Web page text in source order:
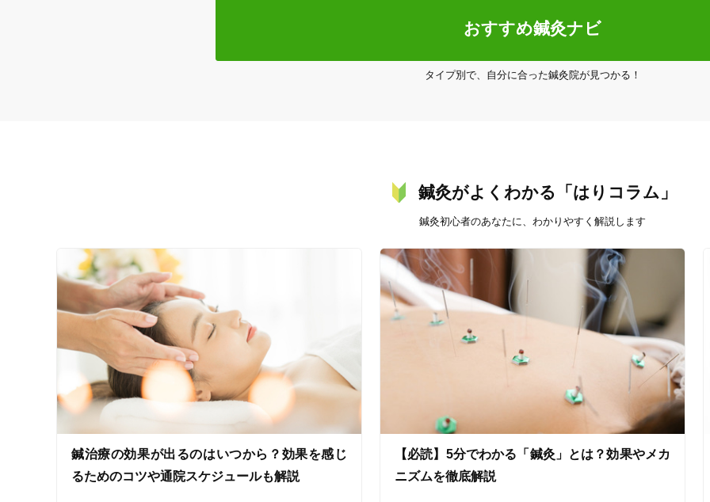
駅近 往療あり
バリアフリー 個室完備
女性向けの特徴
女性スタッフ在籍 女性限定
接客・サービスの特徴
コロナ対応 オンラインサポートあり 丁寧な説明
チャットでの事前相談 カルテ共有 経験豊富なスタッフ在籍
もちろん男性の方にも美容鍼灸はオススメです。
「メンズ美容鍼」
男性は女性と違いお化粧をしない分、
第一印象が素肌とメリハリのある表情で決まるといっても過言ではありません。
素肌がキレイだと清潔感も増すので、
人前に立つお仕事の方や、営業の方には大人気です。
「健康にはりを見た」
おすすめ鍼灸ナビ
タイプ別で、自分に合った鍼灸院が見つかる！
鍼灸がよくわかる「はりコラム」
鍼灸初心者のあなたに、わかりやすく解説します
鍼治療の効果が出るのはいつから？効果を感じ
るためのコツや通院スケジュールも解説
【必読】5分でわかる「鍼灸」とは？効果やメカ
ニズムを徹底解説